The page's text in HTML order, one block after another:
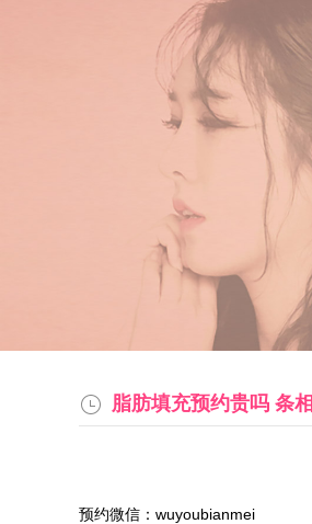
脂肪填充预约贵吗 条
预约微信： wuyoubianmei